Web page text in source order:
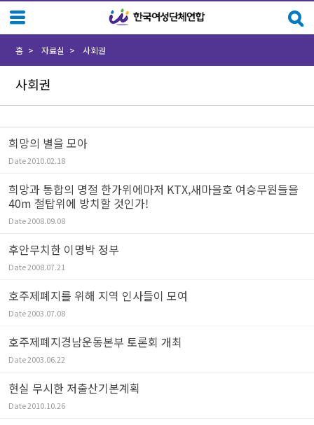
사회권
홈 자료실 사회권
희망의 별을 모아
Date2010.02.18
희망과 통합의 명절 한가위에마저 KTX,새마을호 여승무원들을
40m 철탑위에 방치할 것인가!
Date2008.09.08
후안무치한 이명박 정부
Date2008.07.21
호주제폐지를 위해 지역 인사들이 모여
Date2003.07.08
호주제폐지경남운동본부 토론회 개최
Date2003.06.22
현실 무시한 저출산기본계획
Date2010.10.26